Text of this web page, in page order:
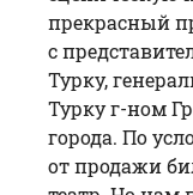
прекрасный
с
Турку,
Турку г-ном
города. По
от продажи